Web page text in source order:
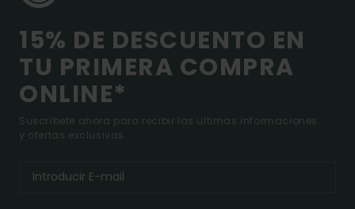
15% DE DESCUENTO EN
TU PRIMERA COMPRA
ONLINE*
Suscríbete ahora para recibir las ultimas informaciones
y ofertas exclusivas.